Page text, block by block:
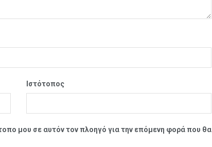
Ιστότοπος
μου σε αυτόν τον πλοηγό για την επόμενη φορά που θα